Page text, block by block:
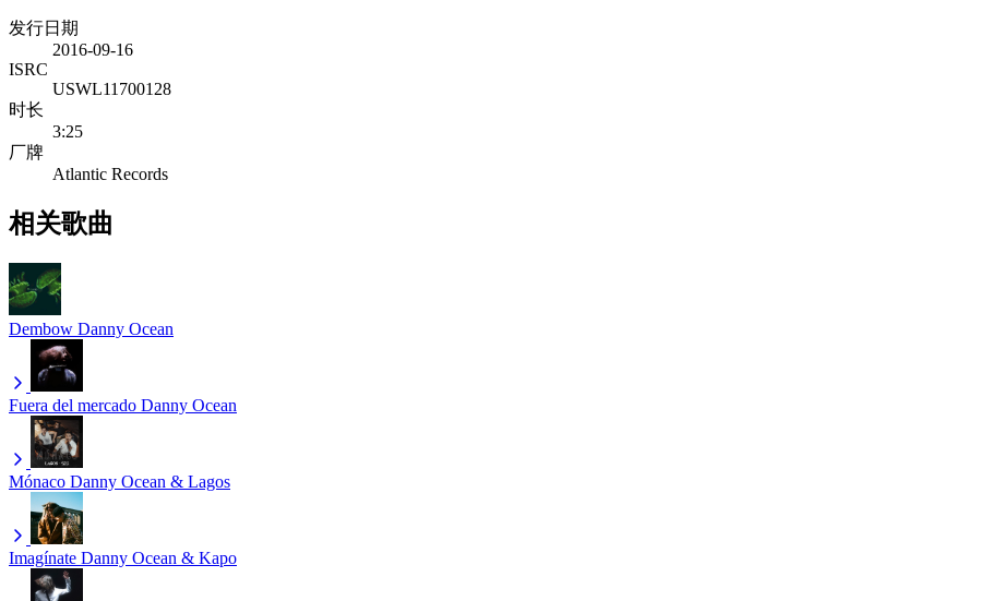
发行日期
2016-09-16
ISRC
USWL11700128
时长
3:25
厂牌
Atlantic Records
相关歌曲
Dembow Danny Ocean
Fuera del mercado Danny Ocean
Mónaco Danny Ocean & Lagos
Imagínate Danny Ocean & Kapo